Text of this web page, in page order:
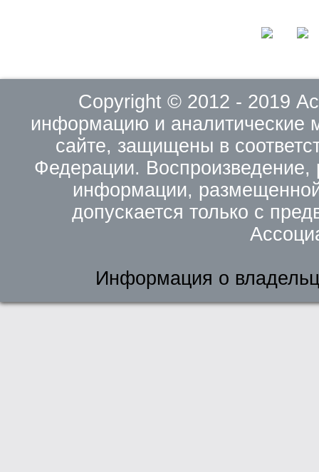
Copyright © 2012 - 2019
информацию и
сайте, защищены в
Федерации. Воспроизведение,
информации,
допускается только с
Информация о